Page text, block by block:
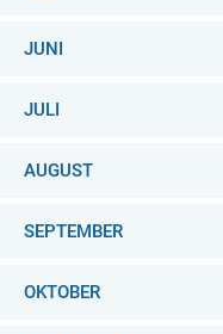
JUNI
JULI
AUGUST
SEPTEMBER
OKTOBER